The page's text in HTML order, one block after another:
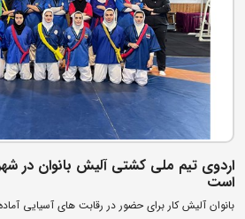
اردوی تیم ملی کشتی آلیش بانوان در
است
بانوان آلیش کار برای حضور در رقابت های آسیایی